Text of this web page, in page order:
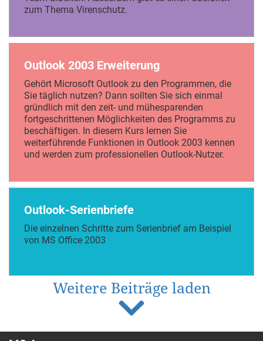
zum Thema Virenschutz.
Outlook 2003 Erweiterung
Gehört Microsoft Outlook zu den Programmen, die
Sie täglich nutzen? Dann sollten Sie sich einmal
gründlich mit den zeit- und mühesparenden
fortgeschrittenen Möglichkeiten des Programms zu
beschäftigen. In diesem Kurs lernen Sie
weiterführende Funktionen in Outlook 2003 kennen
und werden zum professionellen Outlook-Nutzer.
Outlook-Serienbriefe
Die einzelnen Schritte zum Serienbrief am Beispiel
von MS Office 2003
Weitere Beiträge laden